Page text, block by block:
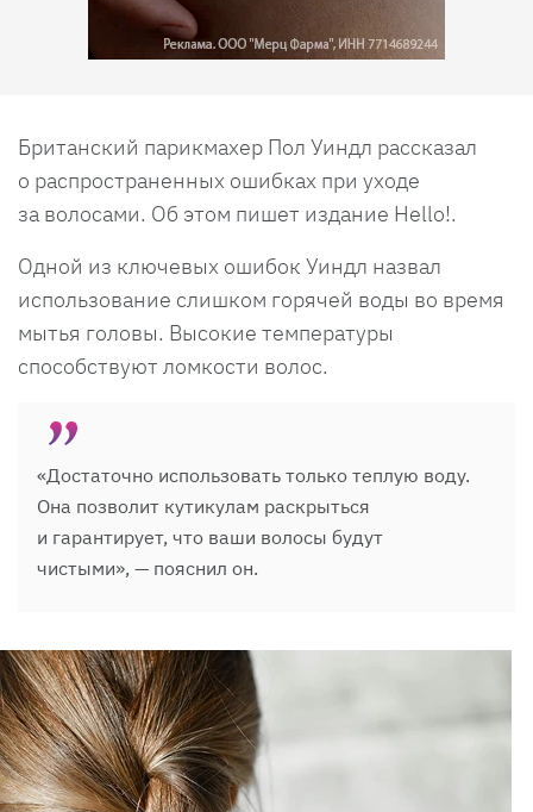
Британский парикмахер Пол Уиндл рассказал
о распространенных ошибках при уходе
за волосами. Об этом пишет издание Hello!.
Одной из ключевых ошибок Уиндл назвал
использование слишком горячей воды во время
мытья головы. Высокие температуры
способствуют ломкости волос.
«Достаточно использовать только теплую воду.
Она позволит кутикулам раскрыться
и гарантирует, что ваши волосы будут
чистыми», — пояснил он.